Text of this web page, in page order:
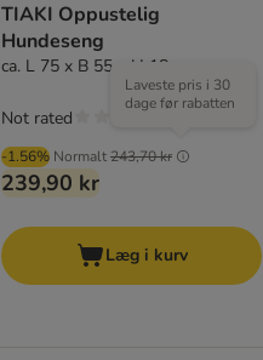
TIAKI Oppustelig
Hundeseng
ca. L 75 x B 55 x H 18 cm
-1.56% Normalt243,70 kr
Laveste pris i 30
dage før rabatten
239,90 kr
Not rated
Læg i kurv